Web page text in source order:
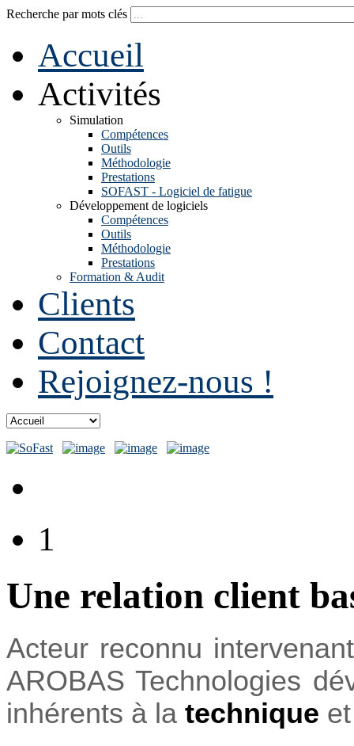
Recherche par mots clés
Accueil
Activités
Simulation
Compétences
Outils
Méthodologie
Prestations
SOFAST - Logiciel de fatigue
Développement de logiciels
Compétences
Outils
Méthodologie
Prestations
Formation & Audit
Clients
Contact
Rejoignez-nous !
1
Une relation client
Acteur reconnu
AROBAS Technologies
inhérents à la technique